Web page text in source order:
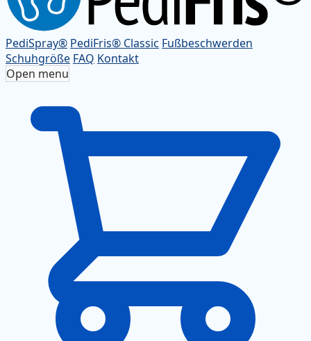
PediSpray® PediFris® Classic Fußbeschwerden
Schuhgröße FAQ Kontakt
Open menu